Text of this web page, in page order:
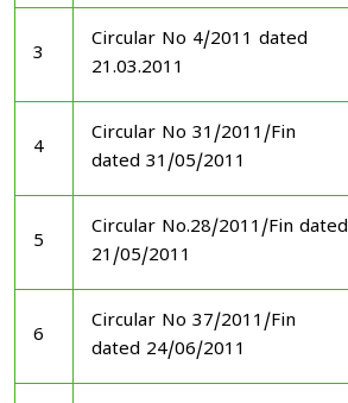
3
Circular No 4/2011 dated
21.03.2011
4
Circular No 31/2011/Fin
dated 31/05/2011
5
Circular No.28/2011/Fin dated
21/05/2011
6
Circular No 37/2011/Fin
dated 24/06/2011